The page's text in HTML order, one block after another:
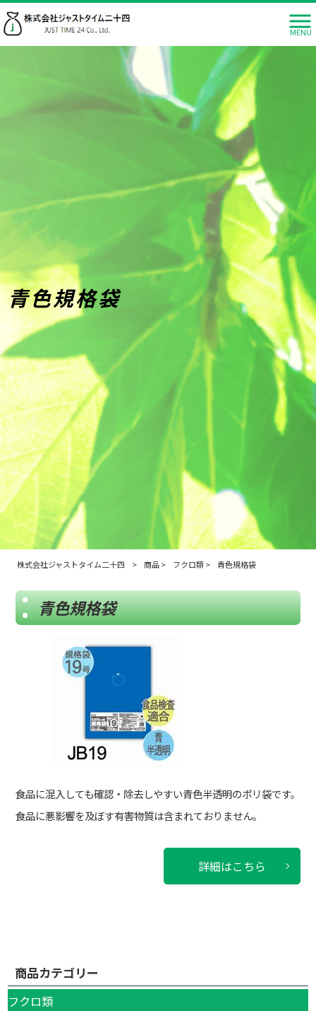
MENU
青色規格袋
株式会社ジャストタイム二十四 > 商品> フクロ類> 青色規格袋
青色規格袋
食品に混入しても確認・除去しやすい青色半透明のポリ袋です。
食品に悪影響を及ぼす有害物質は含まれておりません。
詳細はこちら
商品カテゴリー
フクロ類